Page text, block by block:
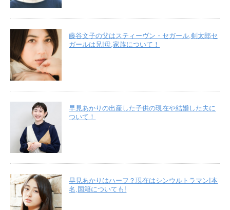
藤谷文子の父はスティーヴン・セガール,剣太郎セ
ガールは兄!母,家族について！
早見あかりの出産した子供の現在や結婚した夫に
ついて！
早見あかりはハーフ？現在はシンウルトラマン!本
名,国籍についても!